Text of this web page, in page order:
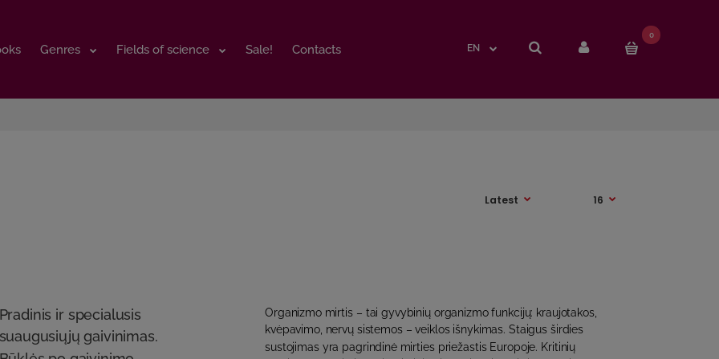
Genres Fields of science Sale! Contacts EN
0
Genres Fields of science Sale! Contacts EN
0
Pradinis ir specialusis
suaugusiųjų gaivinimas.
Organizmo mirtis – tai gyvybinių organizmo funkcijų: kraujotakos,
kvėpavimo, nervų sistemos – veiklos išnykimas. Staigus širdies
sustojimas yra pagrindinė mirties priežastis Europoje. Kritinių